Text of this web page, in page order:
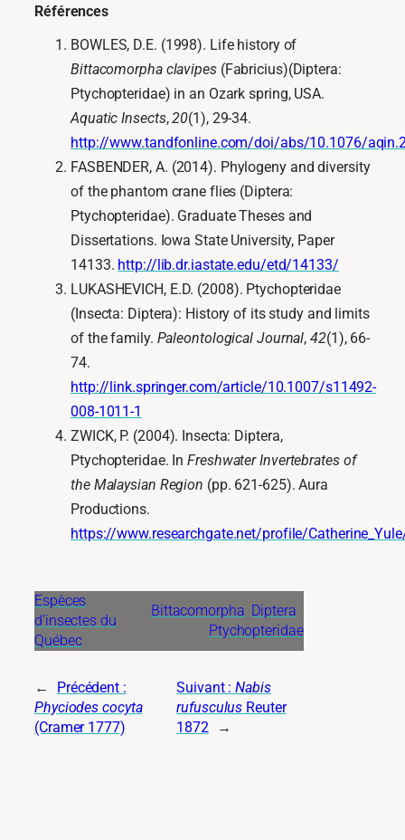
Références
BOWLES, D.E. (1998). Life history of
Bittacomorpha clavipes(Fabricius)(Diptera:
Ptychopteridae) in an Ozark spring, USA.
Aquatic Insects,20(1), 29-34.
http://www.tandfonline.com/doi/abs/10.1076/
FASBENDER, A. (2014). Phylogeny and diversity
of the phantom crane flies (Diptera:
Ptychopteridae). Graduate Theses and
Dissertations. Iowa State University, Paper
14133. http://lib.dr.iastate.edu/etd/14133/
LUKASHEVICH, E.D. (2008). Ptychopteridae
(Insecta: Diptera): History of its study and limits
of the family. Paleontological Journal,42(1), 66-
74.
http://link.springer.com/article/10.1007/s11492-
008-1011-1
ZWICK, P. (2004). Insecta: Diptera,
Ptychopteridae. InFreshwater Invertebrates of
the Malaysian Region (pp. 621-625). Aura
Productions.
https://www.researchgate.net/profile/
Espèces
d’insectes du
Québec
Bittacomorpha Diptera
Ptychopteridae
←
Précédent :
Phyciodes cocyta
(Cramer 1777)
Suivant : Nabis
rufusculus Reuter
1872
→